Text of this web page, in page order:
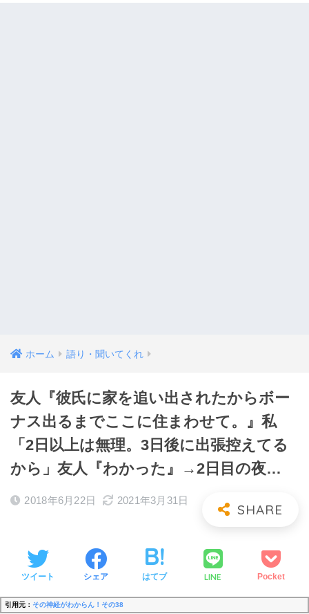
ホーム 語り・聞いてくれ
友人『彼氏に家を追い出されたからボー
ナス出るまでここに住まわせて。』私
「2日以上は無理。3日後に出張控えてる
から」友人『わかった』→2日目の夜…
2018年6月22日 2021年3月31日
ツイート シェア はてブ LINE Pocket
引用元： その神経がわからん！その38